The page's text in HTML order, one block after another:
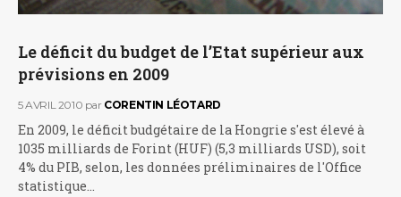
Le déficit du budget de l’Etat supérieur aux
prévisions en 2009
5 AVRIL 2010 par CORENTIN LÉOTARD
En 2009, le déficit budgétaire de la Hongrie s'est élevé à
1035 milliards de Forint (HUF) (5,3 milliards USD), soit
4% du PIB, selon, les données préliminaires de l'Office
statistique…